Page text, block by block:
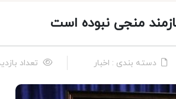
منجی نبوده است
دسته بندی : اخبار تعداد بازدید :